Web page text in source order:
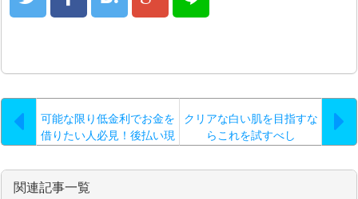
可能な限り低金利でお金を
借りたい人必見！後払い現
クリアな白い肌を目指すな
らこれを試すべし
関連記事一覧